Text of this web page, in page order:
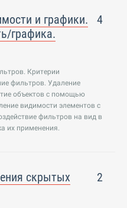
и графики.
графика.
4
Критерии
фильтров. Удаление
объектов с помощью
видимости элементов с
фильтров на вид в
их применения.
скрытых
2